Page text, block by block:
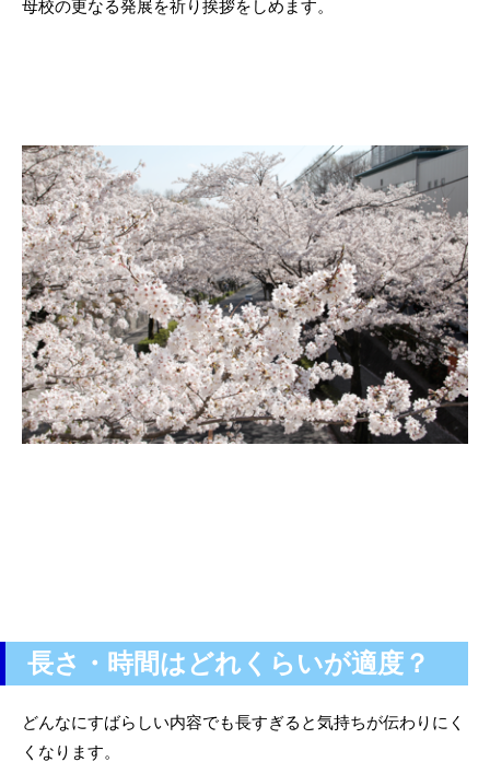
母校の更なる発展を祈り挨拶をしめます。
長さ・時間はどれくらいが適度？
どんなにすばらしい内容でも長すぎると気持ちが伝わりにく
くなります。